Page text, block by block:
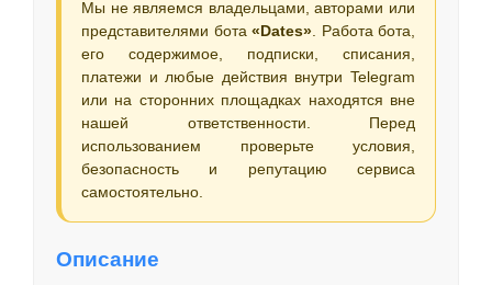
Мы не являемся владельцами, авторами или
представителями бота «Dates» . Работа бота,
его содержимое, подписки, списания,
платежи и любые действия внутри Telegram
или на сторонних площадках находятся вне
нашей ответственности. Перед
использованием проверьте условия,
безопасность и репутацию сервиса
самостоятельно.
Описание